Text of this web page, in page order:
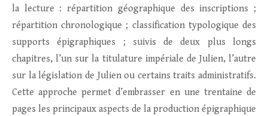
la lecture : répartition géographique des inscriptions ;
répartition chronologique ; classification typologique des
supports épigraphiques ; suivis de deux plus longs
chapitres, l’un sur la titulature impériale de Julien, l’autre
sur la législation de Julien ou certains traits administratifs.
Cette approche permet d’embrasser en une trentaine de
pages les principaux aspects de la production épigraphique